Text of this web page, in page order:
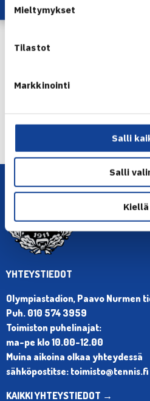
Mieltymykset
Tilastot
Markkinointi
Salli
Salli
Kiellä
Jaa:
← Edellinen
Seuraava uutinen:
YHTEYSTIEDOT
Olympiastadion, Paavo Nurmen
Puh. 010 574 3959
Toimiston puhelinajat:
ma-pe klo 10.00-12.00
Muina aikoina olkaa yhteydessä
sähköpostitse: toimisto@tennis.fi
KAIKKI YHTEYSTIEDOT →